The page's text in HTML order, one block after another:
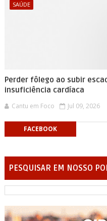
SAÚDE
Perder fôlego ao subir
insuficiência cardíaca
Cantu em Foco Jul 09, 2026
FACEBOOK
PESQUISAR EM NOSSO